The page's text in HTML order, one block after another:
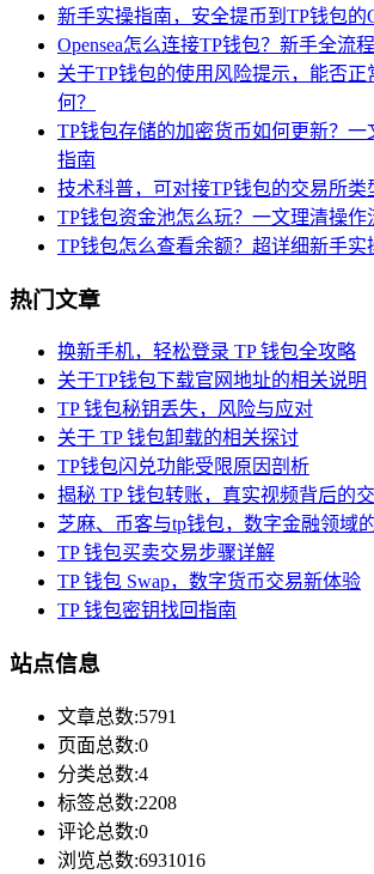
新手实操指南，安全提币到TP钱包的
Opensea怎么连接TP钱包？新手全流
关于TP钱包的使用风险提示，能否正
何？
TP钱包存储的加密货币如何更新？
指南
技术科普，可对接TP钱包的交易所类
TP钱包资金池怎么玩？一文理清操作
TP钱包怎么查看余额？超详细新手实
热门文章
换新手机，轻松登录 TP 钱包全攻略
关于TP钱包下载官网地址的相关说明
TP 钱包秘钥丢失，风险与应对
关于 TP 钱包卸载的相关探讨
TP钱包闪兑功能受限原因剖析
揭秘 TP 钱包转账，真实视频背后的
芝麻、币客与tp钱包，数字金融领域
TP 钱包买卖交易步骤详解
TP 钱包 Swap，数字货币交易新体验
TP 钱包密钥找回指南
站点信息
文章总数:5791
页面总数:0
分类总数:4
标签总数:2208
评论总数:0
浏览总数:6931016